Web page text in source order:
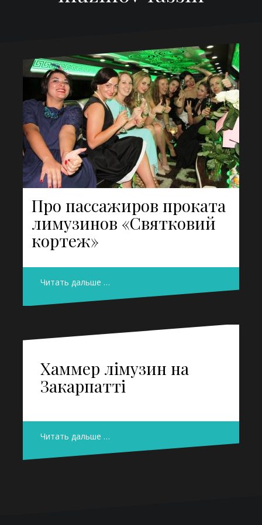
Про пассажиров проката
лимузинов «Святковий
кортеж»
Читать дальше …
Хаммер лімузин на
Закарпатті
Читать дальше …